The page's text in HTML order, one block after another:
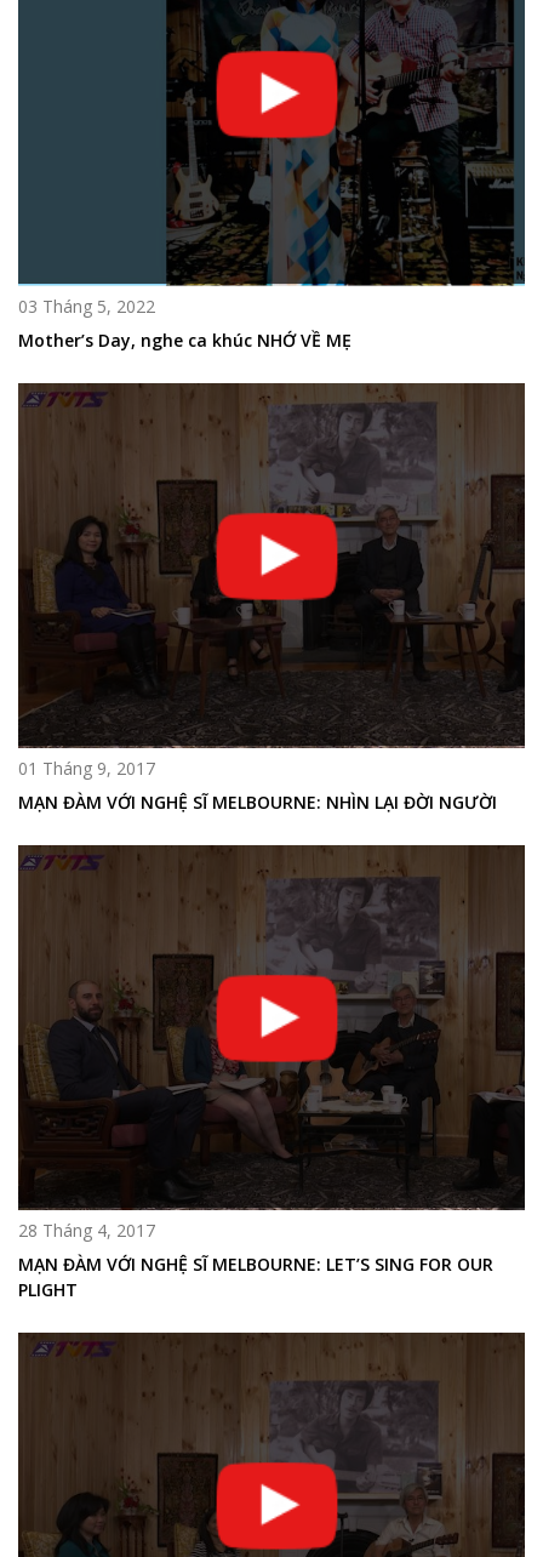
03 Tháng 5, 2022
Mother’s Day, nghe ca khúc NHỚ VỀ MẸ
01 Tháng 9, 2017
MẠN ĐÀM VỚI NGHỆ SĨ MELBOURNE: NHÌN LẠI ĐỜI NGƯỜI
28 Tháng 4, 2017
MẠN ĐÀM VỚI NGHỆ SĨ MELBOURNE: LET’S SING FOR OUR
PLIGHT